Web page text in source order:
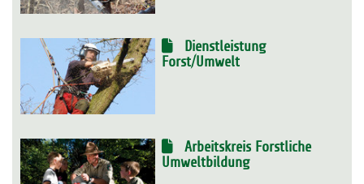
Dienstleistung
Forst/Umwelt
Arbeitskreis Forstliche
Umweltbildung